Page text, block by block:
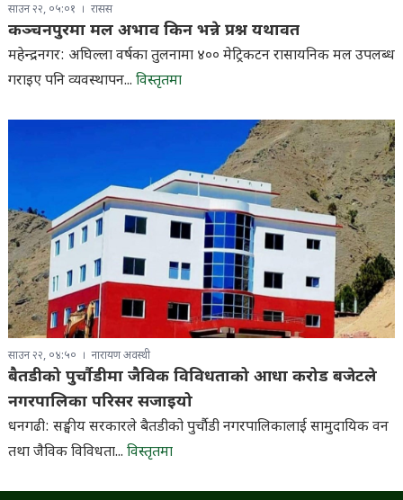
साउन २२, ०५:०१ रासस
कञ्चनपुरमा मल अभाव किन भन्ने प्रश्न यथावत
महेन्द्रनगर: अघिल्ला वर्षका तुलनामा ४०० मेट्रिकटन रासायनिक मल उपलब्ध
गराइए पनि व्यवस्थापन... विस्तृतमा
साउन २२, ०४:५० नारायण अवस्थी
बैतडीको पुर्चौडीमा जैविक विविधताको आधा करोड बजेटले
नगरपालिका परिसर सजाइयो
धनगढी: सङ्घीय सरकारले बैतडीको पुर्चौडी नगरपालिकालाई सामुदायिक वन
तथा जैविक विविधता... विस्तृतमा